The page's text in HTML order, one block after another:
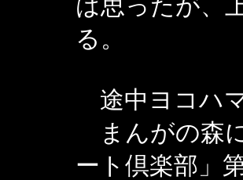
は思ったが、
る。
途中ヨコハ
まんがの森
ート倶楽部」